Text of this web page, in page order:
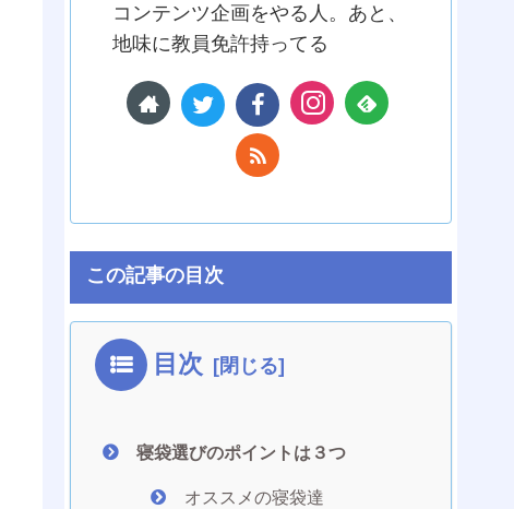
コンテンツ企画をやる人。あと、
地味に教員免許持ってる
この記事の目次
目次
寝袋選びのポイントは３つ
オススメの寝袋達